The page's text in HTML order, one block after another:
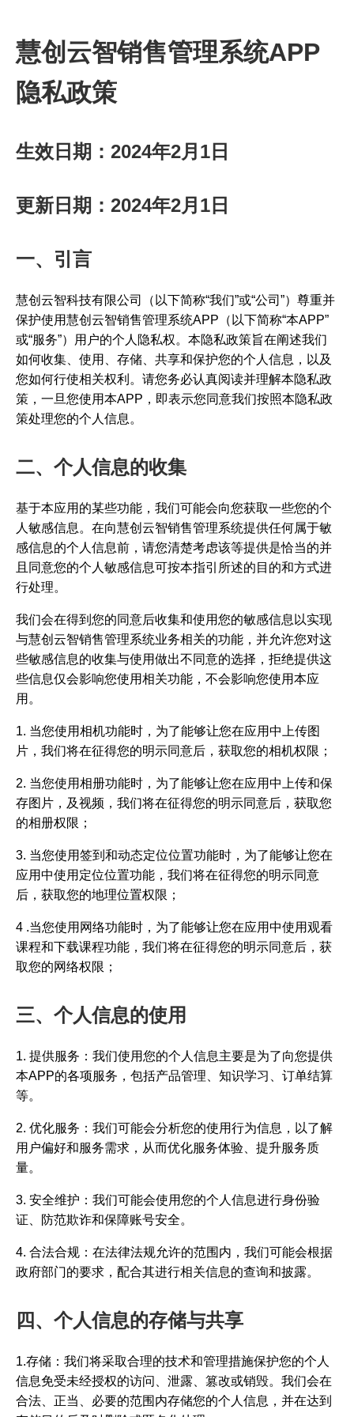
慧创云智销售管理系统APP
隐私政策
生效日期：2024年2月1日
更新日期：2024年2月1日
一、引言
慧创云智科技有限公司（以下简称“我们”或“公司”）尊重并
保护使用慧创云智销售管理系统APP（以下简称“本APP”
或“服务”）用户的个人隐私权。本隐私政策旨在阐述我们
如何收集、使用、存储、共享和保护您的个人信息，以及
您如何行使相关权利。请您务必认真阅读并理解本隐私政
策，一旦您使用本APP，即表示您同意我们按照本隐私政
策处理您的个人信息。
二、个人信息的收集
基于本应用的某些功能，我们可能会向您获取一些您的个
人敏感信息。在向慧创云智销售管理系统提供任何属于敏
感信息的个人信息前，请您清楚考虑该等提供是恰当的并
且同意您的个人敏感信息可按本指引所述的目的和方式进
行处理。
我们会在得到您的同意后收集和使用您的敏感信息以实现
与慧创云智销售管理系统业务相关的功能，并允许您对这
些敏感信息的收集与使用做出不同意的选择，拒绝提供这
些信息仅会影响您使用相关功能，不会影响您使用本应
用。
1. 当您使用相机功能时，为了能够让您在应用中上传图
片，我们将在征得您的明示同意后，获取您的相机权限；
2. 当您使用相册功能时，为了能够让您在应用中上传和保
存图片，及视频，我们将在征得您的明示同意后，获取您
的相册权限；
3. 当您使用签到和动态定位位置功能时，为了能够让您在
应用中使用定位位置功能，我们将在征得您的明示同意
后，获取您的地理位置权限；
4 .当您使用网络功能时，为了能够让您在应用中使用观看
课程和下载课程功能，我们将在征得您的明示同意后，获
取您的网络权限；
三、个人信息的使用
1. 提供服务：我们使用您的个人信息主要是为了向您提供
本APP的各项服务，包括产品管理、知识学习、订单结算
等。
2. 优化服务：我们可能会分析您的使用行为信息，以了解
用户偏好和服务需求，从而优化服务体验、提升服务质
量。
3. 安全维护：我们可能会使用您的个人信息进行身份验
证、防范欺诈和保障账号安全。
4. 合法合规：在法律法规允许的范围内，我们可能会根据
政府部门的要求，配合其进行相关信息的查询和披露。
四、个人信息的存储与共享
1.存储：我们将采取合理的技术和管理措施保护您的个人
信息免受未经授权的访问、泄露、篡改或销毁。我们会在
合法、正当、必要的范围内存储您的个人信息，并在达到